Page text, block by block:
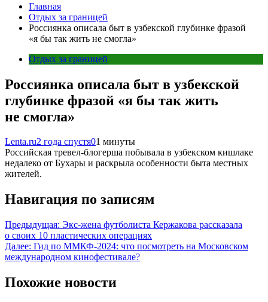
Главная
Отдых за границей
Россиянка описала быт в узбекской глубинке фразой
«я бы так жить не смогла»
Отдых за границей
Россиянка описала быт в узбекской
глубинке фразой «я бы так жить
не смогла»
Lenta.ru2 года спустя01 минуты
Российская тревел-блогерша побывала в узбекском кишлаке
недалеко от Бухары и раскрыла особенности быта местных
жителей.
Навигация по записям
Предыдущая: Экс-жена футболиста Кержакова рассказала
о своих 10 пластических операциях
Далее: Гид по ММКФ-2024: что посмотреть на Московском
международном кинофестивале?
Похожие новости